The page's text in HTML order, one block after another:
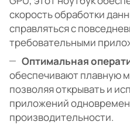
скорость обработки
справляться с
требовательными
Оптимальная
обеспечивают плавную
позволяя открывать и
приложений
производительности.